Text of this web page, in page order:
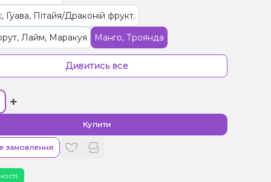
Гуава, Пітайя/Драконій фрукт.
Лайм, Маракуя
Манго, Троянда
Кондитерка
(фруктова)
Чорниця/Лохина
Гранат
Черешня, Чорниця/Лохина
Персик, Лід/Холодок
Чорниця/Лохина
Дивитись все
+
Купити
замовлення